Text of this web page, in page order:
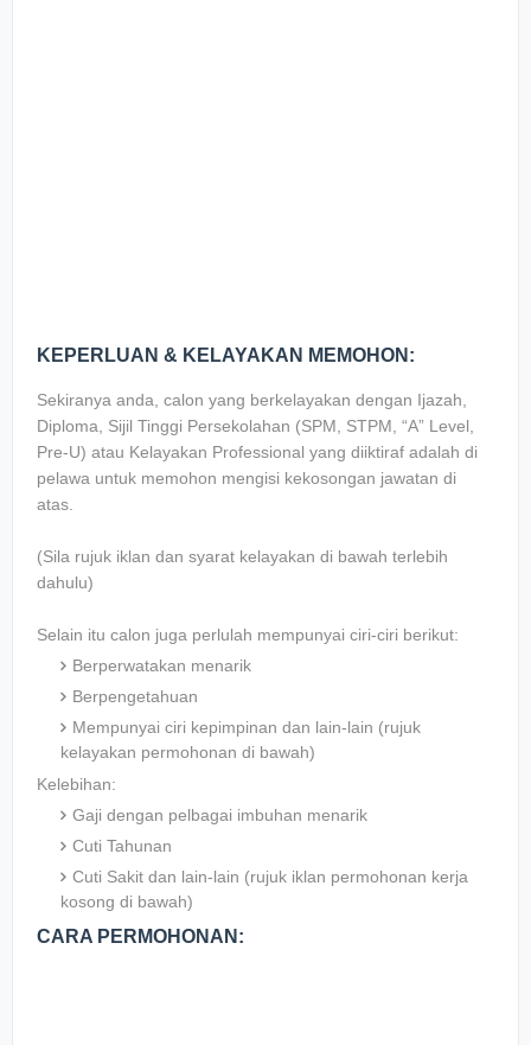
KEPERLUAN & KELAYAKAN MEMOHON:
Sekiranya anda, calon yang berkelayakan dengan Ijazah,
Diploma, Sijil Tinggi Persekolahan (SPM, STPM, “A” Level,
Pre-U) atau Kelayakan Professional yang diiktiraf adalah di
pelawa untuk memohon mengisi kekosongan jawatan di
atas.
(Sila rujuk iklan dan syarat kelayakan di bawah terlebih
dahulu)
Selain itu calon juga perlulah mempunyai ciri-ciri berikut:
Berperwatakan menarik
Berpengetahuan
Mempunyai ciri kepimpinan dan lain-lain (rujuk
kelayakan permohonan di bawah)
Kelebihan:
Gaji dengan pelbagai imbuhan menarik
Cuti Tahunan
Cuti Sakit dan lain-lain (rujuk iklan permohonan kerja
kosong di bawah)
CARA PERMOHONAN: